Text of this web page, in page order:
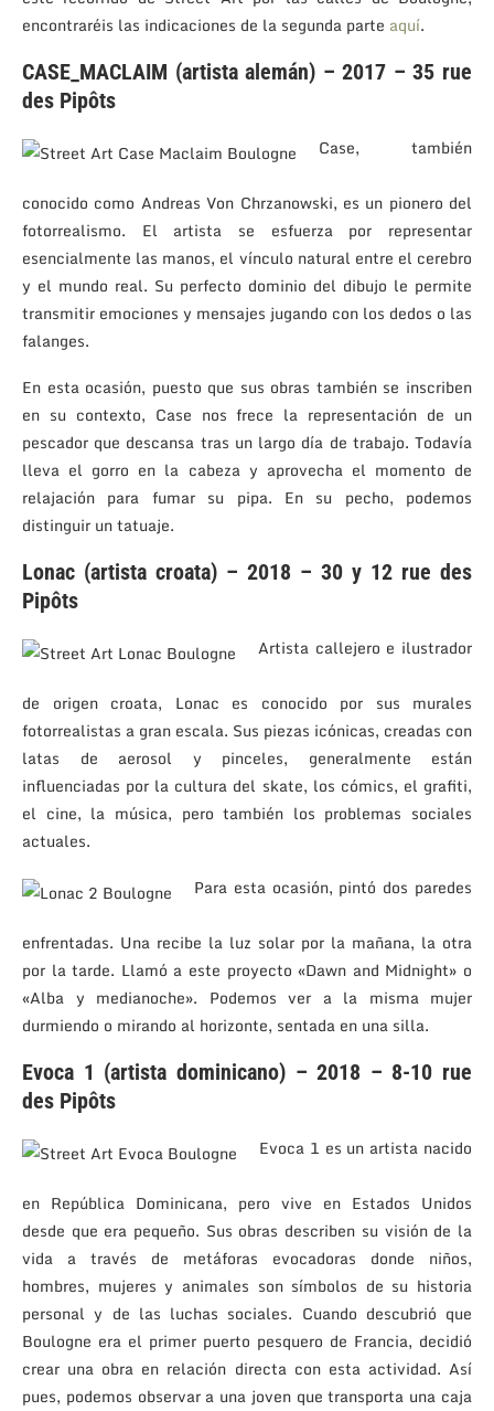
encontraréis las indicaciones de la segunda parte aquí.
CASE_MACLAIM (artista alemán) – 2017 – 35 rue
des Pipôts
Case, también
conocido como Andreas Von Chrzanowski, es un pionero del
fotorrealismo. El artista se esfuerza por representar
esencialmente las manos, el vínculo natural entre el cerebro
y el mundo real. Su perfecto dominio del dibujo le permite
transmitir emociones y mensajes jugando con los dedos o las
falanges.
En esta ocasión, puesto que sus obras también se inscriben
en su contexto, Case nos frece la representación de un
pescador que descansa tras un largo día de trabajo. Todavía
lleva el gorro en la cabeza y aprovecha el momento de
relajación para fumar su pipa. En su pecho, podemos
distinguir un tatuaje.
Lonac (artista croata) – 2018 – 30 y 12 rue des
Pipôts
Artista callejero e ilustrador
de origen croata, Lonac es conocido por sus murales
fotorrealistas a gran escala. Sus piezas icónicas, creadas con
latas de aerosol y pinceles, generalmente están
influenciadas por la cultura del skate, los cómics, el grafiti,
el cine, la música, pero también los problemas sociales
actuales.
Para esta ocasión, pintó dos paredes
enfrentadas. Una recibe la luz solar por la mañana, la otra
por la tarde. Llamó a este proyecto «Dawn and Midnight» o
«Alba y medianoche». Podemos ver a la misma mujer
durmiendo o mirando al horizonte, sentada en una silla.
Evoca 1 (artista dominicano) – 2018 – 8-10 rue
des Pipôts
Evoca 1 es un artista nacido
en República Dominicana, pero vive en Estados Unidos
desde que era pequeño. Sus obras describen su visión de la
vida a través de metáforas evocadoras donde niños,
hombres, mujeres y animales son símbolos de su historia
personal y de las luchas sociales. Cuando descubrió que
Boulogne era el primer puerto pesquero de Francia, decidió
crear una obra en relación directa con esta actividad. Así
pues, podemos observar a una joven que transporta una caja